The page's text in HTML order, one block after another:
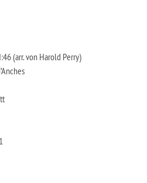
(arr. von Harold Perry)